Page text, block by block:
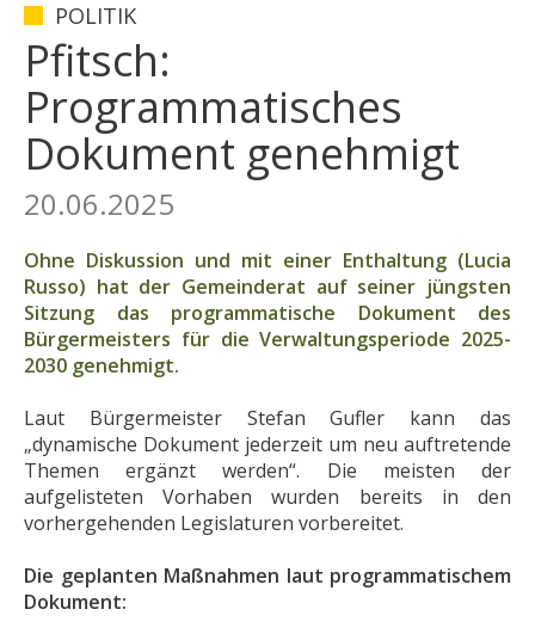
POLITIK
Pfitsch:
Programmatisches
Dokument genehmigt
20.06.2025
Ohne Diskussion und mit einer Enthaltung (Lucia
Russo) hat der Gemeinderat auf seiner jüngsten
Sitzung das programmatische Dokument des
Bürgermeisters für die Verwaltungsperiode 2025-
2030 genehmigt.
Laut Bürgermeister Stefan Gufler kann das
„dynamische Dokument jederzeit um neu auftretende
Themen ergänzt werden“. Die meisten der
aufgelisteten Vorhaben wurden bereits in den
vorhergehenden Legislaturen vorbereitet.
Die geplanten Maßnahmen laut programmatischem
Dokument: